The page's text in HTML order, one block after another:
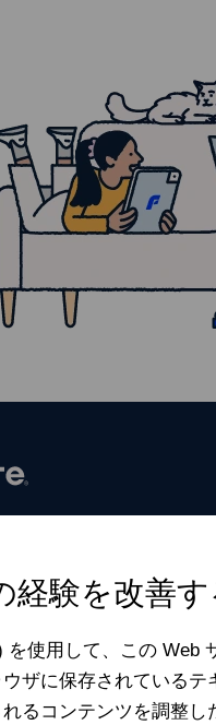
全にします。
経験を改善
を使用して、この Web
ザに保存されているテ
るコンテンツを調整